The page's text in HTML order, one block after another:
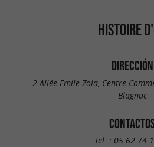
HISTOIRE
DIRECCIÓN
2 Allée Emile Zola, Centre
Blagnac
Tel. : 05 62 74